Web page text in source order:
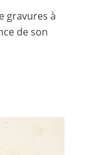
gravures à
de son